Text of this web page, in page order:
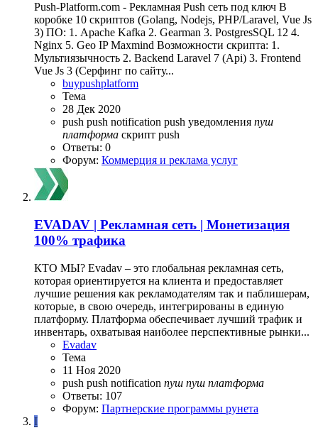
Push-Platform.com - Рекламная Push сеть под ключ В
коробке 10 скриптов (Golang, Nodejs, PHP/Laravel, Vue Js
3) ПО: 1. Apache Kafka 2. Gearman 3. PostgresSQL 12 4.
Nginx 5. Geo IP Maxmind Возможности скрипта: 1.
Мультиязычность 2. Backend Laravel 7 (Api) 3. Frontend
Vue Js 3 (Серфинг по сайту...
buypushplatform
Тема
28 Дек 2020
push push notification push уведомления пуш
платформа скрипт push
Ответы: 0
Форум: Коммерция и реклама услуг
EVADAV | Рекламная сеть | Монетизация
100% трафика
КТО МЫ? Evadav – это глобальная рекламная сеть,
которая ориентируется на клиента и предоставляет
лучшие решения как рекламодателям так и паблишерам,
которые, в свою очередь, интегрированы в единую
платформу. Платформа обеспечивает лучший трафик и
инвентарь, охватывая наиболее перспективные рынки...
Evadav
Тема
11 Ноя 2020
push push notification пуш пуш платформа
Ответы: 107
Форум: Партнерские программы рунета
I